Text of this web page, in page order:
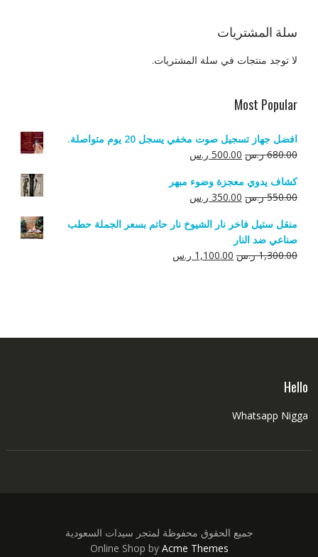
سلة المشتريات
لا توجد منتجات في سلة المشتريات.
Most Popular
افضل جهاز تسجيل صوت مخفي يسجل 20 يوم متواصلة.
680.00 ر.س السعر
هو:
680.00 ر.س.
500.00 ر.سالسعر
هو:
500.00 ر.س.
كشاف يدوي معجزة وضوء مبهر
550.00 ر.س السعر
هو:
550.00 ر.س.
350.00 ر.سالسعر
هو:
منقل ستيل فاخر نار الشيوخ نار حاتم بسعر الجملة حطب
صناعي ضد النار
1,300.00 ر.س السعر
1,100.00 ر.سالسعر
Hello
Whatsapp Nigga
جميع الحقوق محفوظة لمتجر سيدات السعودية
Online Shop by Acme Themes